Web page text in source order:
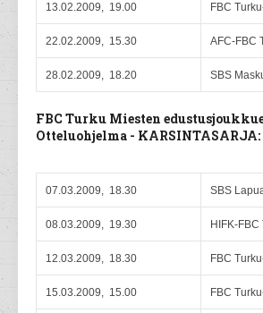
13.02.2009, 19.00 FBC
22.02.2009, 15.30 AFC-FBC
28.02.2009, 18.20 SBS
FBC Turku Miesten
Otteluohjelma - KARSINTASARJA:
07.03.2009, 18.30 SBS
08.03.2009, 19.30 HIFK-FBC
12.03.2009, 18.30 FBC
15.03.2009, 15.00 FBC